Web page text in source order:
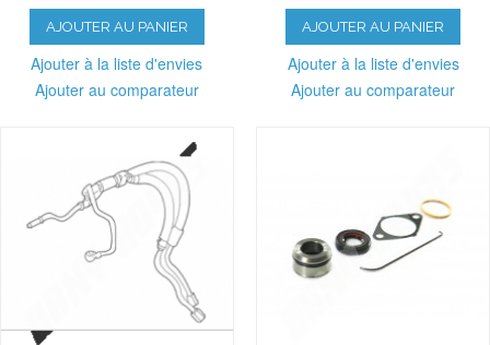
AJOUTER AU PANIER
Ajouter à la liste d'envies
Ajouter au comparateur
AJOUTER AU PANIER
Ajouter à la liste d'envies
Ajouter au comparateur